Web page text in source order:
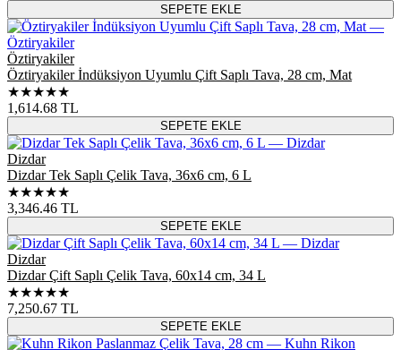
SEPETE EKLE
Öztiryakiler
Öztiryakiler İndüksiyon Uyumlu Çift Saplı Tava, 28 cm, Mat
★★★★★
1,614.68 TL
SEPETE EKLE
Dizdar
Dizdar Tek Saplı Çelik Tava, 36x6 cm, 6 L
★★★★★
3,346.46 TL
SEPETE EKLE
Dizdar
Dizdar Çift Saplı Çelik Tava, 60x14 cm, 34 L
★★★★★
7,250.67 TL
SEPETE EKLE